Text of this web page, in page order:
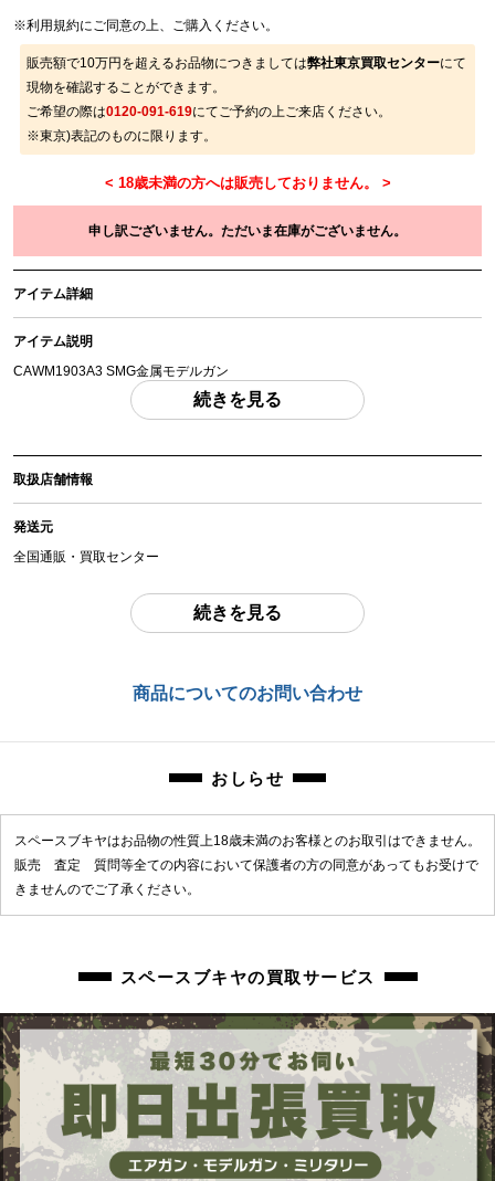
※利用規約にご同意の上、ご購入ください。
販売額で10万円を超えるお品物につきましては弊社東京買取センターにて
現物を確認することができます。
ご希望の際は0120-091-619にてご予約の上ご来店ください。
※東京)表記のものに限ります。
申し訳ございません。ただいま在庫がございません。
アイテム詳細
アイテム説明
CAWM1903A3 SMG金属モデルガン
「付属品」・・・ 写真に写っているものが全てです。 （撮影、運搬備品は除
アイテム状態
中古：B（使用感少な目/小キズ、ヨゴレ少々）
より内部も含め亜鉛パーツ部分の白くすみがありますが、発火された形跡もな
く全体的には使用感の少ない良好な状態になります。本体はシリコンオイルを
手動での排莢・トリガー動作は確認済みとなります。
お品物についてのご注意を必ずお読み頂き、ご同意の上でご購入下さい
続きを見る
取扱店舗情報
発送元
全国通販・買取センター
東京都江戸川区中葛西6-10-14 2F
続きを見る
商品についてのお問い合わせ
おしらせ
スペースブキヤはお品物の性質上18歳未満のお客様とのお取引はできません。
販売 査定 質問等全ての内容において保護者の方の同意があってもお受けで
きませんのでご了承ください。
スペースブキヤの買取サービス